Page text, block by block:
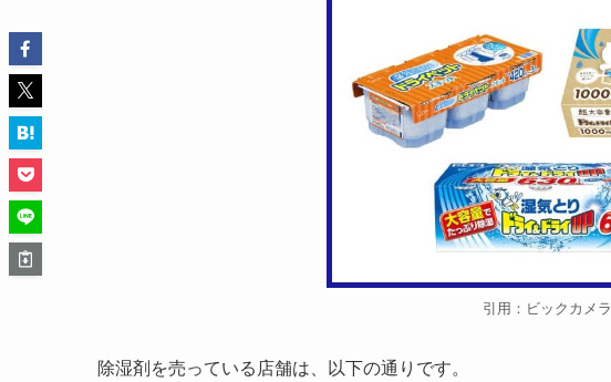
引用：ビックカメラ
除湿剤を売っている店舗は、以下の通りです。